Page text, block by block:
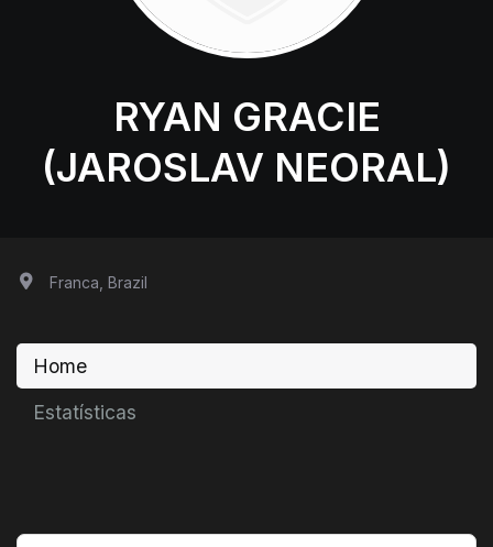
RYAN GRACIE
(JAROSLAV NEORAL)
Franca, Brazil
Home
Estatísticas